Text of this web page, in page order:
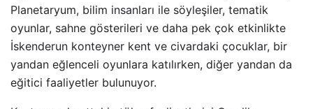
Planetaryum, bilim insanları ile söyleşiler, tematik
oyunlar, sahne gösterileri ve daha pek çok etkinlikte
İskenderun konteyner kent ve civardaki çocuklar, bir
yandan eğlenceli oyunlara katılırken, diğer yandan da
eğitici faaliyetler bulunuyor.